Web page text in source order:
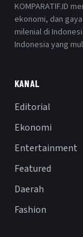
KOMPARATIF.ID
ekonomi, dan
milenial di
Indonesia yang
KANAL
Editorial
Ekonomi
Entertainment
Featured
Daerah
Fashion